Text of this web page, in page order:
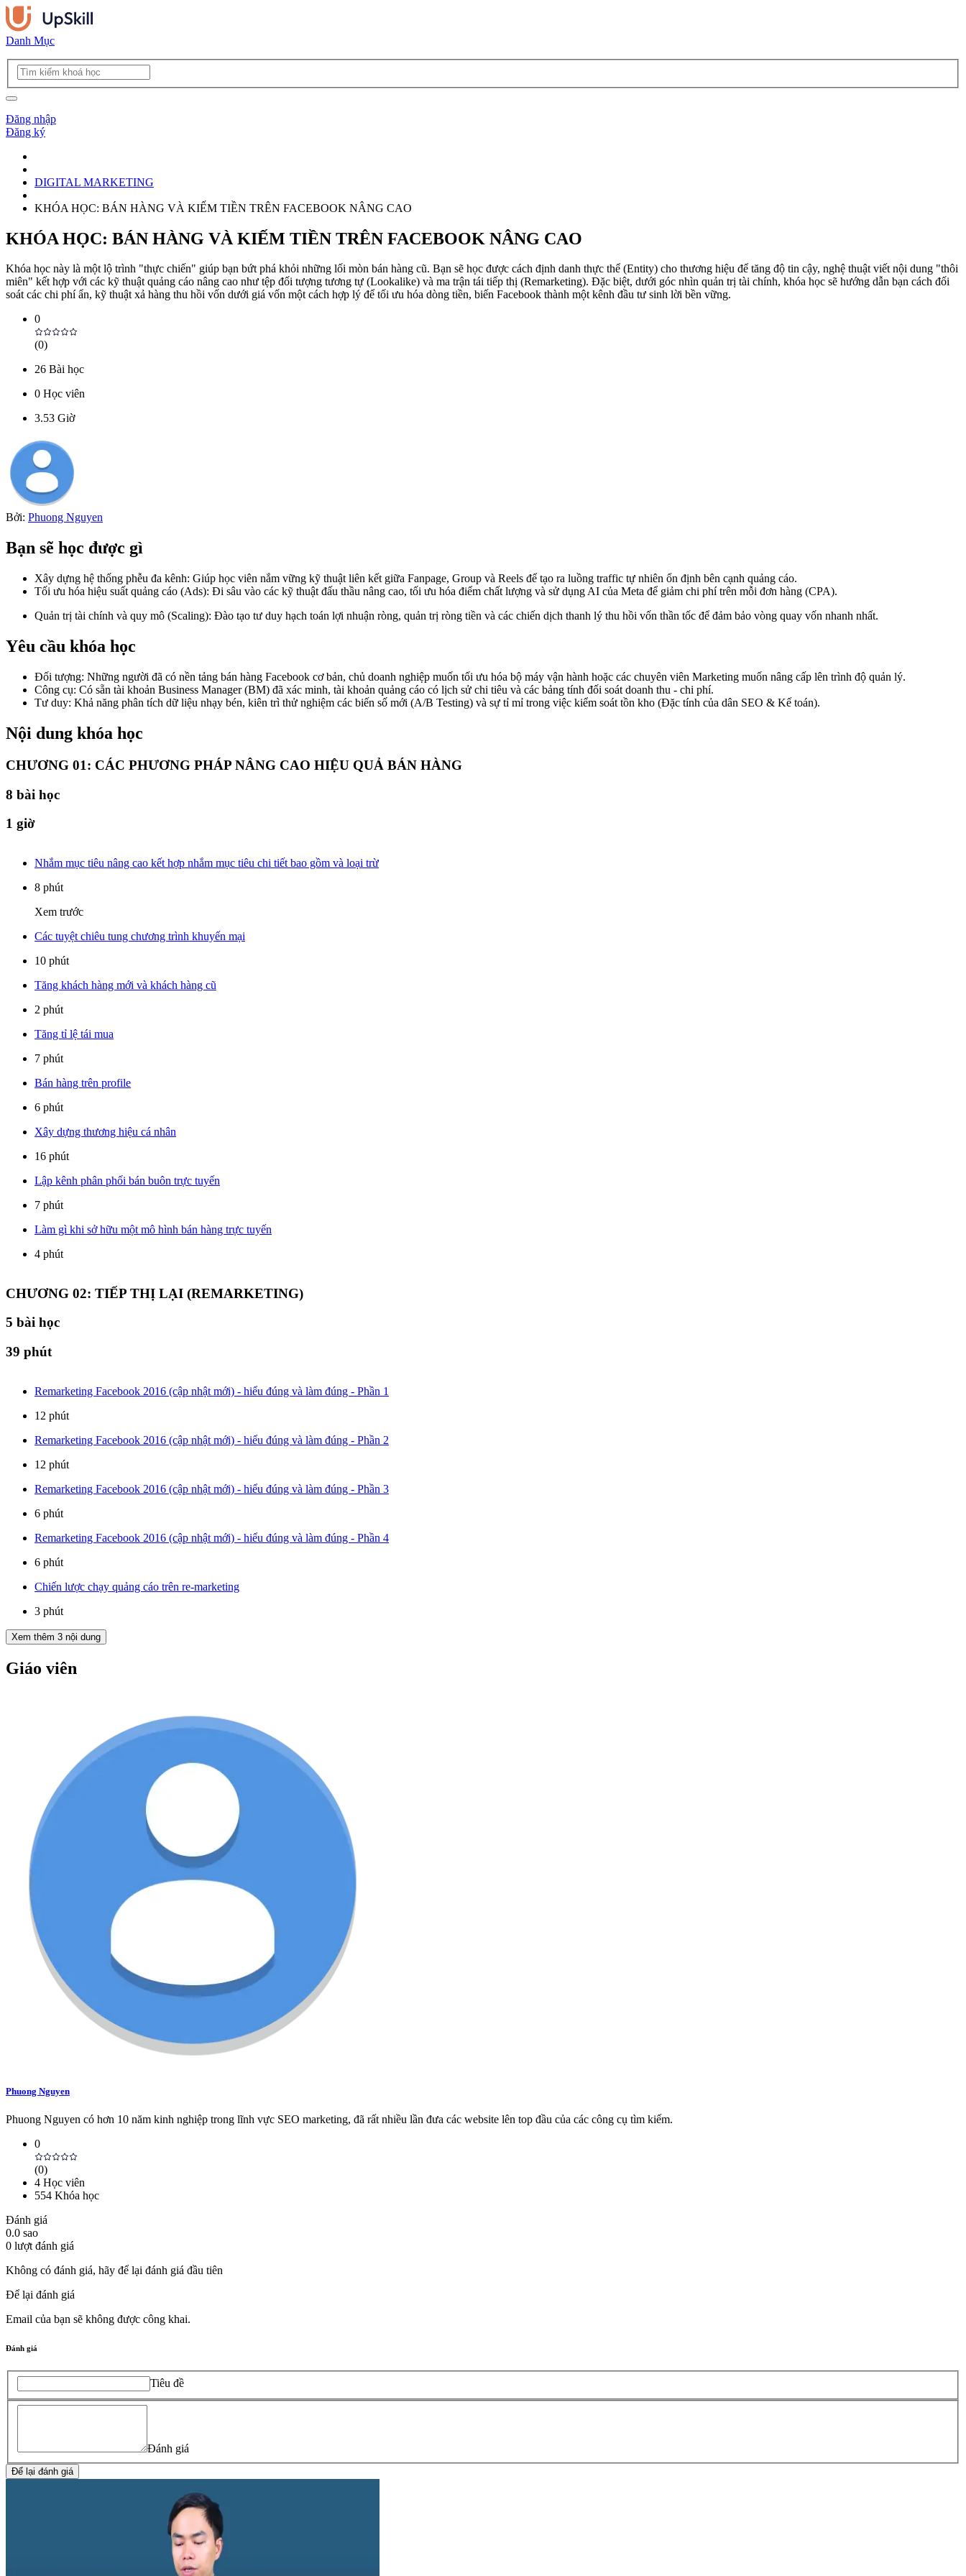
Danh Mục
Đăng nhập
Đăng ký
DIGITAL MARKETING
KHÓA HỌC: BÁN HÀNG VÀ KIẾM TIỀN TRÊN FACEBOOK NÂNG CAO
KHÓA HỌC: BÁN HÀNG VÀ KIẾM TIỀN TRÊN FACEBOOK NÂNG CAO
Khóa học này là một lộ trình "thực chiến" giúp bạn bứt phá khỏi những lối mòn bán hàng cũ. Bạn sẽ học được cách định danh thực thể (Entity) cho thương hiệu để tăng độ tin cậy, nghệ thuật viết nội dung "thôi
miên" kết hợp với các kỹ thuật quảng cáo nâng cao như tệp đối tượng tương tự (Lookalike) và ma trận tái tiếp thị (Remarketing). Đặc biệt, dưới góc nhìn quản trị tài chính, khóa học sẽ hướng dẫn bạn cách đối
soát các chi phí ẩn, kỹ thuật xả hàng thu hồi vốn dưới giá vốn một cách hợp lý để tối ưu hóa dòng tiền, biến Facebook thành một kênh đầu tư sinh lời bền vững.
0
(0)
26 Bài học
0 Học viên
3.53 Giờ
Bởi: Phuong Nguyen
Bạn sẽ học được gì
Xây dựng hệ thống phễu đa kênh: Giúp học viên nắm vững kỹ thuật liên kết giữa Fanpage, Group và Reels để tạo ra luồng traffic tự nhiên ổn định bên cạnh quảng cáo.
Tối ưu hóa hiệu suất quảng cáo (Ads): Đi sâu vào các kỹ thuật đấu thầu nâng cao, tối ưu hóa điểm chất lượng và sử dụng AI của Meta để giảm chi phí trên mỗi đơn hàng (CPA).
Quản trị tài chính và quy mô (Scaling): Đào tạo tư duy hạch toán lợi nhuận ròng, quản trị ròng tiền và các chiến dịch thanh lý thu hồi vốn thần tốc để đảm bảo vòng quay vốn nhanh nhất.
Yêu cầu khóa học
Đối tượng: Những người đã có nền tảng bán hàng Facebook cơ bản, chủ doanh nghiệp muốn tối ưu hóa bộ máy vận hành hoặc các chuyên viên Marketing muốn nâng cấp lên trình độ quản lý.
Công cụ: Có sẵn tài khoản Business Manager (BM) đã xác minh, tài khoản quảng cáo có lịch sử chi tiêu và các bảng tính đối soát doanh thu - chi phí.
Tư duy: Khả năng phân tích dữ liệu nhạy bén, kiên trì thử nghiệm các biến số mới (A/B Testing) và sự tỉ mỉ trong việc kiểm soát tồn kho (Đặc tính của dân SEO & Kế toán).
Nội dung khóa học
CHƯƠNG 01: CÁC PHƯƠNG PHÁP NÂNG CAO HIỆU QUẢ BÁN HÀNG
8 bài học
1 giờ
Nhắm mục tiêu nâng cao kết hợp nhắm mục tiêu chi tiết bao gồm và loại trừ
8 phút
Xem trước
Các tuyệt chiêu tung chương trình khuyến mại
10 phút
Tăng khách hàng mới và khách hàng cũ
2 phút
Tăng tỉ lệ tái mua
7 phút
Bán hàng trên profile
6 phút
Xây dựng thương hiệu cá nhân
16 phút
Lập kênh phân phối bán buôn trực tuyến
7 phút
Làm gì khi sở hữu một mô hình bán hàng trực tuyến
4 phút
CHƯƠNG 02: TIẾP THỊ LẠI (REMARKETING)
5 bài học
39 phút
Remarketing Facebook 2016 (cập nhật mới) - hiểu đúng và làm đúng - Phần 1
12 phút
Remarketing Facebook 2016 (cập nhật mới) - hiểu đúng và làm đúng - Phần 2
12 phút
Remarketing Facebook 2016 (cập nhật mới) - hiểu đúng và làm đúng - Phần 3
6 phút
Remarketing Facebook 2016 (cập nhật mới) - hiểu đúng và làm đúng - Phần 4
6 phút
Chiến lược chạy quảng cáo trên re-marketing
3 phút
Xem thêm 3 nội dung
Giáo viên
Phuong Nguyen
Phuong Nguyen có hơn 10 năm kinh nghiệp trong lĩnh vực SEO marketing, đã rất nhiều lần đưa các website lên top đầu của các công cụ tìm kiếm.
0
(0)
4 Học viên
554 Khóa học
Đánh giá
0.0 sao
0 lượt đánh giá
Không có đánh giá, hãy để lại đánh giá đầu tiên
Để lại đánh giá
Email của bạn sẽ không được công khai.
Đánh giá
Tiêu đề
Đánh giá
Để lại đánh giá